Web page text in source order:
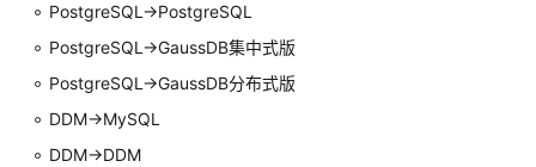
建
到
双
PostgreSQL->PostgreSQL
PostgreSQL->GaussDB集中式版
PostgreSQL->GaussDB分布式版
DDM->MySQL
DDM->DDM